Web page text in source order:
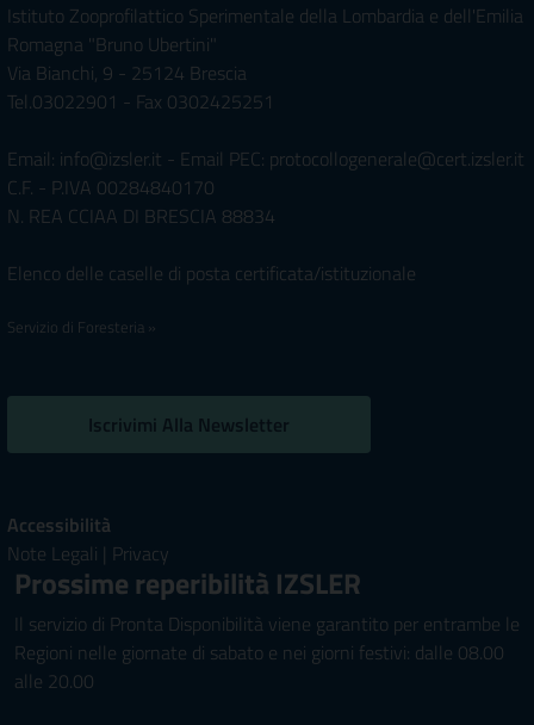
Istituto Zooprofilattico Sperimentale della Lombardia e dell'Emilia
Romagna "Bruno Ubertini"
Via Bianchi, 9 - 25124 Brescia
Tel.03022901 - Fax 0302425251
Email: info@izsler.it - Email PEC: protocollogenerale@cert.izsler.it
C.F. - P.IVA 00284840170
N. REA CCIAA DI BRESCIA 88834
Elenco delle caselle di posta certificata/istituzionale
Servizio di Foresteria »
Iscrivimi Alla Newsletter
Accessibilità
Note Legali | Privacy
Prossime reperibilità IZSLER
Il servizio di Pronta Disponibilità viene garantito per entrambe le
Regioni nelle giornate di sabato e nei giorni festivi: dalle 08.00
alle 20.00